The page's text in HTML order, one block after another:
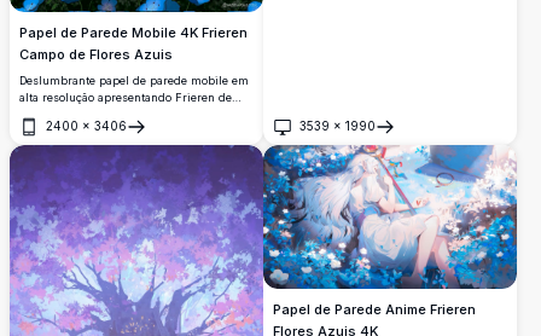
Papel de Parede Mobile 4K Frieren
Campo de Flores Azuis
Deslumbrante papel de parede mobile em
alta resolução apresentando Frieren de
Beyond Journey's End em um encantador
campo de flores azuis brilhantes sob um
céu noturno estrelado. A Via Láctea
ilumina a cena, criando uma atmosfera
mágica e serena perfeita para entusiastas
de anime em busca de paisagens
fantásticas de tirar o fôlego.
2400 × 3406
Abrir
3539 × 1990
Abrir
Papel de Parede Anime Frieren
Flores Azuis 4K